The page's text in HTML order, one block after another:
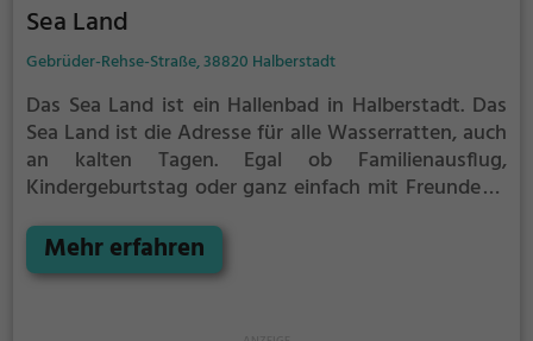
Sea Land
Gebrüder-Rehse-Straße, 38820 Halberstadt
Das Sea Land ist ein Hallenbad in Halberstadt. Das
Sea Land ist die Adresse für alle Wasserratten, auch
an kalten Tagen. Egal ob Familienausflug,
Kindergeburtstag oder ganz einfach mit Freunden -
Mehr erfahren